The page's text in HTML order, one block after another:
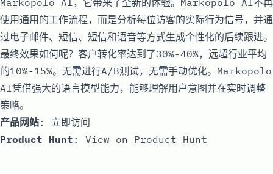
Markopolo AI，它带来了全新的体验。Markopolo AI不再
使用通用的工作流程，而是分析每位访客的实际行为信号，并通
过电子邮件、短信、短信和语音等方式生成个性化的后续跟进。
最终效果如何呢？客户转化率达到了30%-40%，远超行业平均
的10%-15%。无需进行A/B测试，无需手动优化。Markopolo
AI凭借强大的语言模型能力，能够理解用户意图并在实时调整
策略。
产品网站: 立即访问
Product Hunt : View on Product Hunt